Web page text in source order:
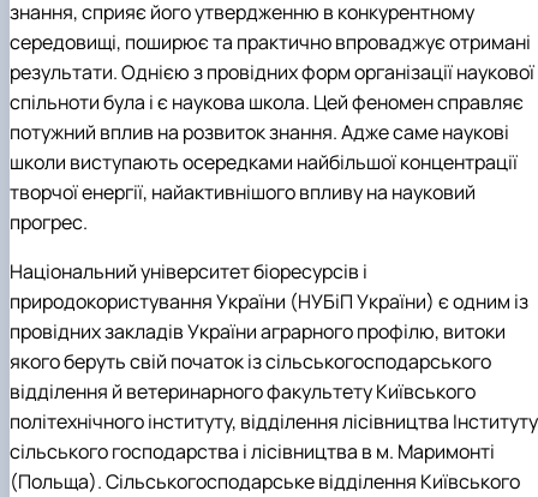
(MOOCs)
SEB-2025
University Research Services Catalogue
LearningFaculty of Design and Engineering
Faculty of Economics
Faculty of Food Science, Nutrition and
Faculty of Humanities and Pedagogy
Faculty of Information Technologies
Faculty of Land Management
Faculty of Law
Faculty of Plant Protection, Biotechnology
Ecology
Farm named after O.V. Muzychenko
Educational and Research Farm «Vorzel»
Science
Research Institute of Forestry and
Horticulture
Research Institute of Technology and
Animal Products
Research and Design Institute of
Standardisation and Technologies of Eco-Safe
Organic Products
Ukrainian Research Institute of Agricultural
Radiology
Architecture and Design
Berezhany Agrotechnical Institute
Berezhany Professional College
Bobrovytsia Professional College named after
Mainova
Boyarka College of Ecology and Natural
Resources
Crimean Agro-Industrial College
Irpin Professional College
Mukachevo Professional College
Nemishaieve Professional College
Nizhyn Agrotechnical Institute
Nizhyn Professional College
Prybrezhne Agrarian College
Rivne Professional College
Zalishchyky Professional College named after
Ye. Khraplivyi
International Students Office
знання, сприяє його утвердженню в конкурентному
середовищі, поширює та практично впроваджує отримані
результати. Однією з провідних форм організації наукової
спільноти була і є наукова школа. Цей феномен справляє
потужний вплив на розвиток знання. Адже саме наукові
школи виступають осередками найбільшої концентрації
творчої енергії, найактивнішого впливу на науковий
прогрес.
Національний університет біоресурсів і
природокористування України (НУБіП України) є одним із
провідних закладів України аграрного профілю, витоки
якого беруть свій початок із сільськогосподарського
відділення й ветеринарного факультету Київського
політехнічного інституту, відділення лісівництва Інституту
сільського господарства і лісівництва в м. Маримонті
(Польща). Сільськогосподарське відділення Київського